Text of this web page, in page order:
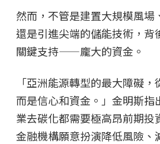
然而，不管是建置大規模風場
還是引進尖端的儲能技術，背
關鍵支持——龐大的資金。
「亞洲能源轉型的最大障礙，
而是信心和資金。」金明斯指
業去碳化都需要極高昂前期投
金融機構願意扮演降低風險、